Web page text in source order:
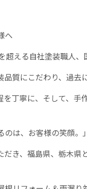
へ
超える自社塗装職人、
品質にこだわり、過去
を丁寧に、そして、
のは、お客様の笑顔
だき、福島県、栃木